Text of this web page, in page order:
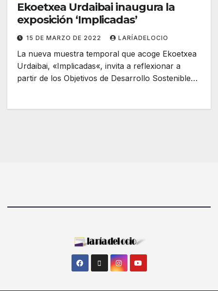
Ekoetxea Urdaibai inaugura la
exposición ‘Implicadas’
15 DE MARZO DE 2022 LARÍADELOCIO
La nueva muestra temporal que acoge Ekoetxea
Urdaibai, «Implicadas«, invita a reflexionar a
partir de los Objetivos de Desarrollo Sostenible…